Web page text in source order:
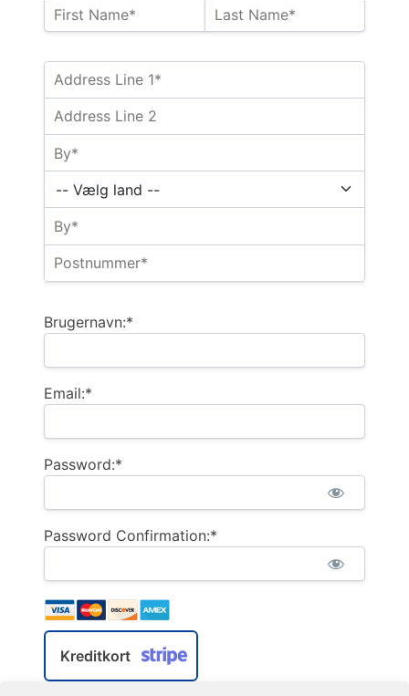
Brugernavn:*
Email:*
Password:*
Password Confirmation:*
Kreditkort